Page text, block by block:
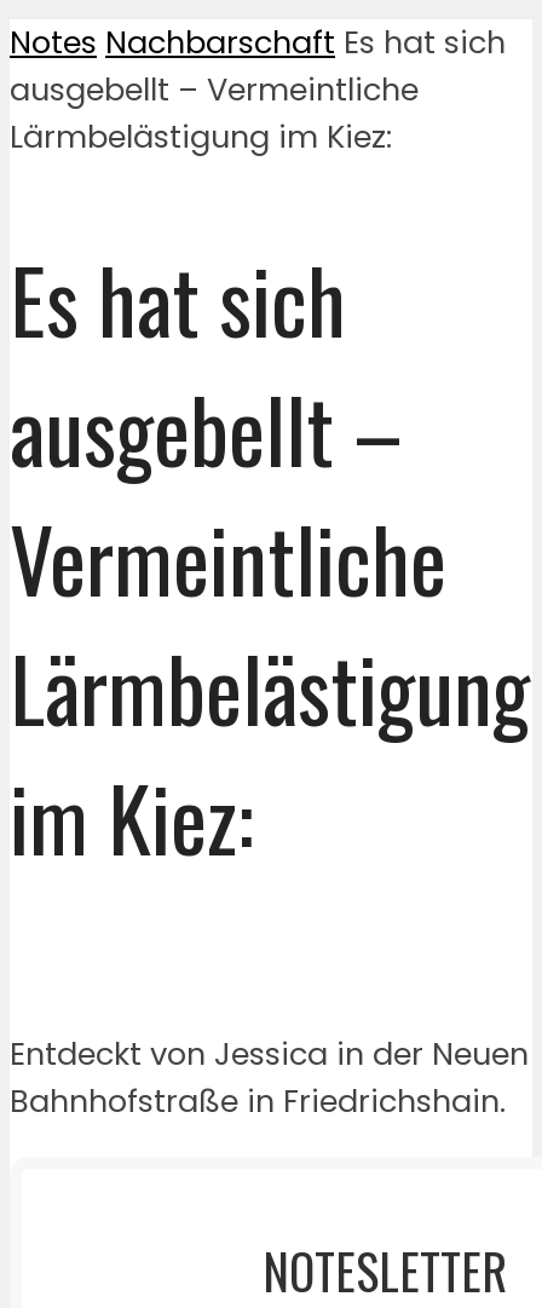
Notes Nachbarschaft Es hat sich
ausgebellt – Vermeintliche
Lärmbelästigung im Kiez:
Es hat sich
ausgebellt –
Vermeintliche
Lärmbelästigung
im Kiez:
Entdeckt von Jessica in der Neuen
Bahnhofstraße in Friedrichshain.
NOTESLETTER